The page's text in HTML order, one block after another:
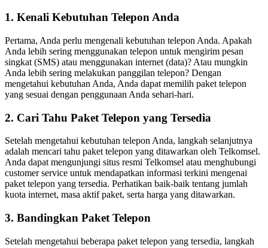
1. Kenali Kebutuhan Telepon Anda
Pertama, Anda perlu mengenali kebutuhan telepon Anda. Apakah
Anda lebih sering menggunakan telepon untuk mengirim pesan
singkat (SMS) atau menggunakan internet (data)? Atau mungkin
Anda lebih sering melakukan panggilan telepon? Dengan
mengetahui kebutuhan Anda, Anda dapat memilih paket telepon
yang sesuai dengan penggunaan Anda sehari-hari.
2. Cari Tahu Paket Telepon yang Tersedia
Setelah mengetahui kebutuhan telepon Anda, langkah selanjutnya
adalah mencari tahu paket telepon yang ditawarkan oleh Telkomsel.
Anda dapat mengunjungi situs resmi Telkomsel atau menghubungi
customer service untuk mendapatkan informasi terkini mengenai
paket telepon yang tersedia. Perhatikan baik-baik tentang jumlah
kuota internet, masa aktif paket, serta harga yang ditawarkan.
3. Bandingkan Paket Telepon
Setelah mengetahui beberapa paket telepon yang tersedia, langkah